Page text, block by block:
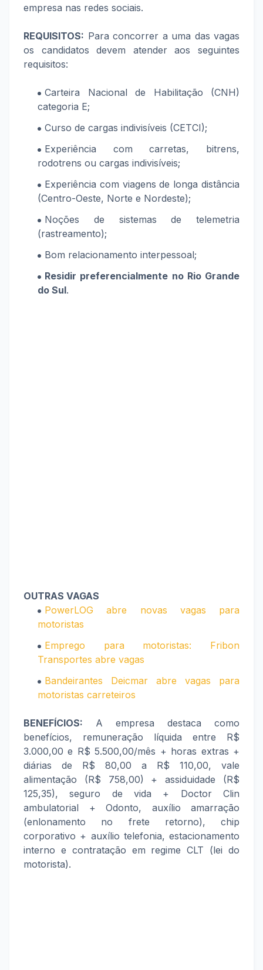
empresa nas redes sociais.
REQUISITOS: Para concorrer a uma das vagas
os candidatos devem atender aos seguintes
requisitos:
Carteira Nacional de Habilitação (CNH)
categoria E;
Curso de cargas indivisíveis (CETCI);
Experiência com carretas, bitrens,
rodotrens ou cargas indivisíveis;
Experiência com viagens de longa distância
(Centro-Oeste, Norte e Nordeste);
Noções de sistemas de telemetria
(rastreamento);
Bom relacionamento interpessoal;
Residir preferencialmente no Rio Grande
do Sul.
OUTRAS VAGAS
PowerLOG abre novas vagas para
motoristas
Emprego para motoristas: Fribon
Transportes abre vagas
Bandeirantes Deicmar abre vagas para
motoristas carreteiros
BENEFÍCIOS: A empresa destaca como
benefícios, remuneração líquida entre R$
3.000,00 e R$ 5.500,00/mês + horas extras +
diárias de R$ 80,00 a R$ 110,00, vale
alimentação (R$ 758,00) + assiduidade (R$
125,35), seguro de vida + Doctor Clin
ambulatorial + Odonto, auxílio amarração
(enlonamento no frete retorno), chip
corporativo + auxílio telefonia, estacionamento
interno e contratação em regime CLT (lei do
motorista).